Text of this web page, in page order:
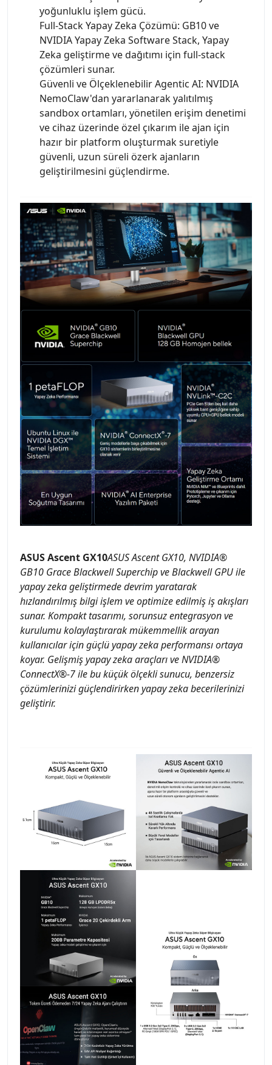
yoğunluklu işlem gücü.
Full-Stack Yapay Zeka Çözümü: GB10 ve
NVIDIA Yapay Zeka Software Stack, Yapay
Zeka geliştirme ve dağıtımı için full-stack
çözümleri sunar.
Güvenli ve Ölçeklenebilir Agentic AI: NVIDIA
NemoClaw'dan yararlanarak yalıtılmış
sandbox ortamları, yönetilen erişim denetimi
ve cihaz üzerinde özel çıkarım ile ajan için
hazır bir platform oluşturmak suretiyle
güvenli, uzun süreli özerk ajanların
geliştirilmesini güçlendirme.
ASUS Ascent GX10ASUS Ascent GX10, NVIDIA®
GB10 Grace Blackwell Superchip ve Blackwell GPU ile
yapay zeka geliştirmede devrim yaratarak
hızlandırılmış bilgi işlem ve optimize edilmiş iş akışları
sunar. Kompakt tasarımı, sorunsuz entegrasyon ve
kurulumu kolaylaştırarak mükemmellik arayan
kullanıcılar için güçlü yapay zeka performansı ortaya
koyar. Gelişmiş yapay zeka araçları ve NVIDIA®
ConnectX®-7 ile bu küçük ölçekli sunucu, benzersiz
çözümlerinizi güçlendirirken yapay zeka becerilerinizi
geliştirir.